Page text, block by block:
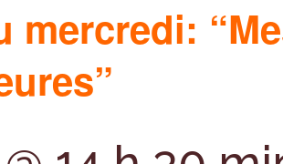
mercredi: